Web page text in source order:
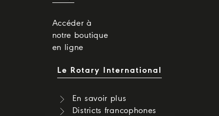
Accéder à
notre boutique
en ligne
Le Rotary International
En savoir plus
Districts francophones